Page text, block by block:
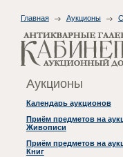
Главная Аукционы
Аукционы
Календарь аукционов
Приём предметов на
Живописи
Приём предметов на
Книг